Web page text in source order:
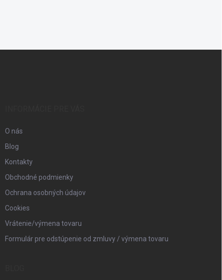
O nás
Blog
Kontakty
Obchodné podmienky
Ochrana osobných údajov
Cookies
Vrátenie/výmena tovaru
Formulár pre odstúpenie od zmluvy / výmena tovaru